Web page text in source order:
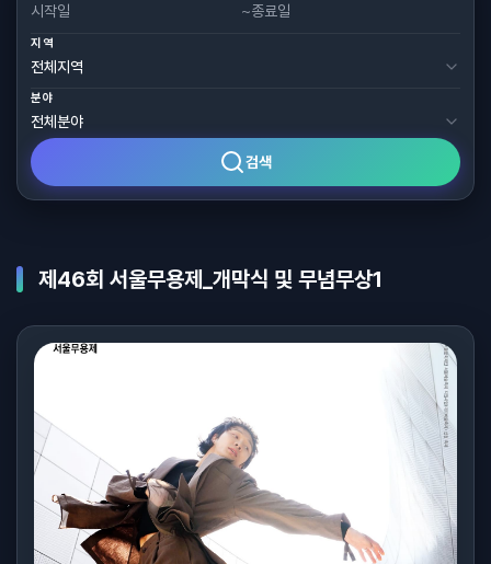
~
지역
분야
검색
제46회 서울무용제_개막식 및 무념무상1